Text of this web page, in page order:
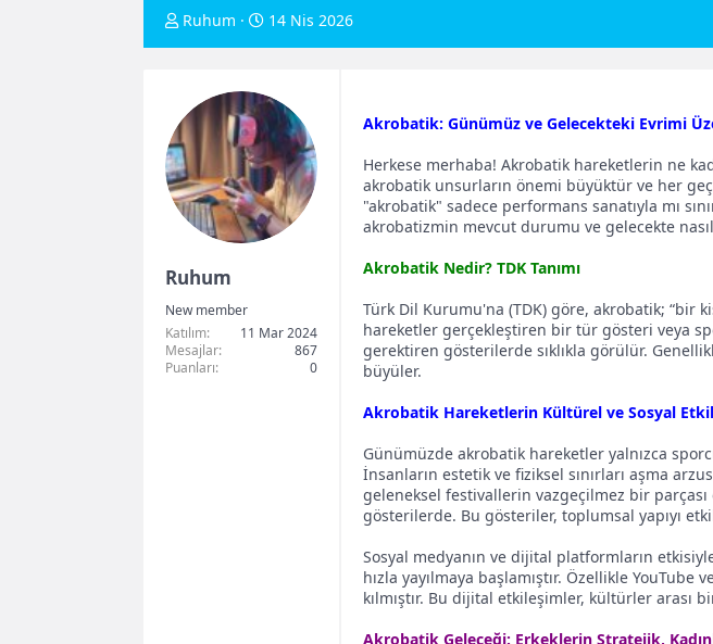
K
o
y
u
b
a
l
t
a
Ruhum
B
a
l
a
n
g
ı
ç
r
14 Nis 2026
Ruhum
New member
Katılım
11 Mar 2024
Mesajlar
867
Puanları
0
Akrobatik: Günümüz ve Gelecekteki Evrimi
Herkese merhaba! Akrobatik hareketlerin ne
akrobatik unsurların önemi büyüktür ve her
"akrobatik" sadece performans sanatıyla mı
akrobatizmin mevcut durumu ve gelecekte
Akrobatik Nedir? TDK Tanımı
Türk Dil Kurumu'na (TDK) göre, akrobatik; “bir
hareketler gerçekleştiren bir tür gösteri veya
gerektiren gösterilerde sıklıkla görülür.
büyüler.
Akrobatik Hareketlerin Kültürel ve Sosyal
Günümüzde akrobatik hareketler yalnızca
İnsanların estetik ve fiziksel sınırları aşma
geleneksel festivallerin vazgeçilmez bir
gösterilerde. Bu gösteriler, toplumsal yapıyı
Sosyal medyanın ve dijital platformların
hızla yayılmaya başlamıştır. Özellikle
kılmıştır. Bu dijital etkileşimler, kültürler arası
Akrobatik Geleceği: Erkeklerin Stratejik,